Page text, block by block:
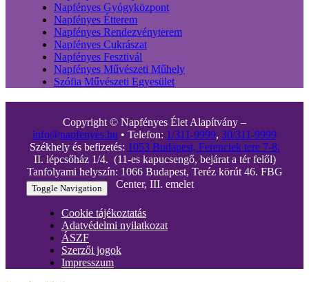
Napfényes Gyógyközpont
Napfényes Étterem
Napfényes Rendezvényterem
Napfényes Cukrászat
Napfényes Fesztivál
Napfényes Művészeti Műhely
Szófia Művészeti Egyesület
Copyright © Napfényes Élet Alapítvány –
info@napfenyes.hu • Telefon: 1/311-9999, 30/311-9999
Székhely és befizetés: 1053 Budapest, Ferenciek tere 7-8.
II. lépcsőház 1/4. (11-es kapucsengő, bejárat a tér felől)
Tanfolyami helyszín: 1066 Budapest, Teréz körút 46. FBG
Center, III. emelet
Toggle Navigation
Cookie tájékoztatás
Adatvédelmi nyilatkozat
ÁSZF
Szerzői jogok
Impresszum